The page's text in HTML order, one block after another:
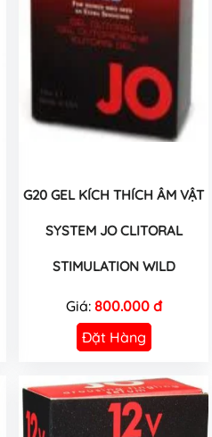
G20 GEL KÍCH THÍCH ÂM VẬT
SYSTEM JO CLITORAL
STIMULATION WILD
Giá: 800.000 đ
Đặt Hàng